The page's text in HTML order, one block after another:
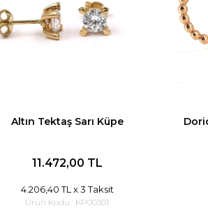
Altın Tektaş Sarı Küpe
11.472,00 TL
4.206,40 TL x 3 Taksit
Ürün Kodu : KP00301